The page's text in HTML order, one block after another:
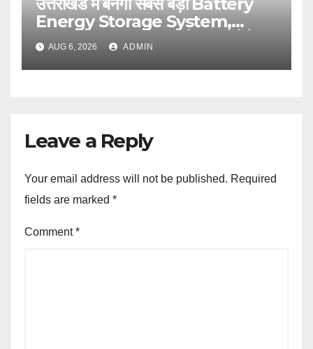
Energy Storage System,
UJVNL लगाएगा 352 करोड़ का प्रोजेक्ट
AUG 6, 2026 ADMIN
Leave a Reply
Your email address will not be published. Required
fields are marked *
Comment*